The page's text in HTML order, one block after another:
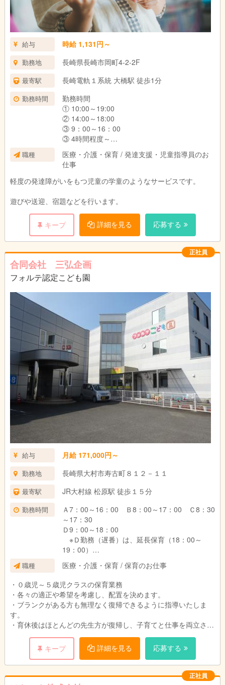
給与 時給 1,131円～
勤務地 長崎県長崎市岡町4-2-2F
最寄駅 長崎電軌１系統 大橋駅 徒歩1分
勤務時間
勤務時間
① 10:00～19:00
② 14:00～18:00
③ 9：00～16：00
③ 4時間程度～
などなど時間帯をお選びいただけます。
パート・アルバイトの方は、週１からＯＫで
時間も４時間からＯＫです。
無資格、理学療法士、作業療法士、言語聴覚士
の方も大歓迎です。
浜の町校、松山校、長与校、葉山校で募集して
おります。
４教室（浜の町校、松山校、葉山校、長与校）
で募集いたしております！！！
浜の町校（長崎市万屋町6-13-4F）
松山校（長崎市岡町4-2-2F）
葉山校（長崎市滑石2-5-15）
長与校（西彼杵郡長与町斉藤郷49-3）
職種
医療・介護・保育 / 発達支援・児童指導員のお
仕事
軽度の発達障がいをもつ児童の学童のようなサービスです。
遊びや送迎、宿題などを行います。
キープ 詳細を見る 応募する
正社員
合同会社 三弘企画
フォルテ認定こども園
給与 月給 171,000円～
勤務地 長崎県大村市寿古町８１２－１１
最寄駅 JR大村線 松原駅 徒歩１５分
勤務時間
Ａ7：00～16：00 Ｂ8：00～17：00 Ｃ8：30
～17：30
Ｄ9：00～18：00
※Ｄ勤務（遅番）は、延長保育（18：00～
19：00）
がある場合、最大１時間の時間外勤務をお
願いします。
（超過勤務手当は別途支給）
職種
医療・介護・保育 / 保育のお仕事
・０歳児～５歳児クラスの保育業務
・各々の適正や希望を考慮し、配置を決めます。
・ブランクがある方も無理なく復帰できるように指導いたしま
す。
・育休後はほとんどの先生方が復帰し、子育てと仕事を両立させ
て頑張っています。
・子どもさんが病気の際の遅刻・早退は、有休の時間休で対応し
ています。
キープ 詳細を見る 応募する
正社員